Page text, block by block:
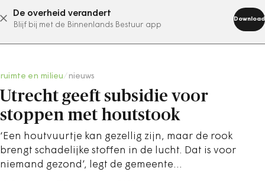
De overheid verandert
Blijf bij met de Binnenlands Bestuur app
Download
abonneer nu
ruimte en milieu nieuws
Utrecht geeft subsidie voor
stoppen met houtstook
‘Een houtvuurtje kan gezellig zijn, maar de rook
brengt schadelijke stoffen in de lucht. Dat is voor
niemand gezond’, legt de gemeente…